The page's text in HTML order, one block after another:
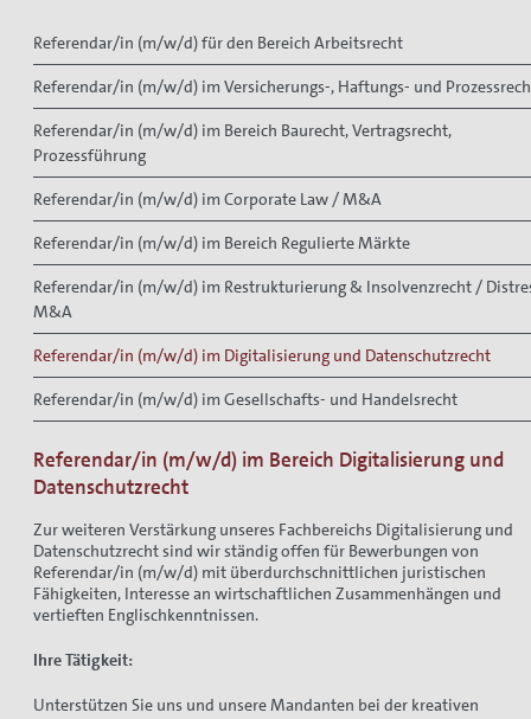
Referendar/in (m/w/d) für den Bereich Arbeitsrecht
Referendar/in (m/w/d) im Versicherungs-, Haftungs- und
Referendar/in (m/w/d) im Bereich Baurecht, Vertragsrecht,
Prozessführung
Referendar/in (m/w/d) im Corporate Law / M&A
Referendar/in (m/w/d) im Bereich Regulierte Märkte
Referendar/in (m/w/d) im Restrukturierung & Insolvenzrecht /
M&A
Referendar/in (m/w/d) im Digitalisierung und Datenschutzrecht
Referendar/in (m/w/d) im Gesellschafts- und Handelsrecht
Referendar/in (m/w/d) im Bereich Digitalisierung und
Datenschutzrecht
Zur weiteren Verstärkung unseres Fachbereichs Digitalisierung und
Datenschutzrecht sind wir ständig offen für Bewerbungen von
Referendar/in (m/w/d) mit überdurchschnittlichen juristischen
Fähigkeiten, Interesse an wirtschaftlichen Zusammenhängen und
vertieften Englischkenntnissen.
Ihre Tätigkeit:
Unterstützen Sie uns und unsere Mandanten bei der kreativen